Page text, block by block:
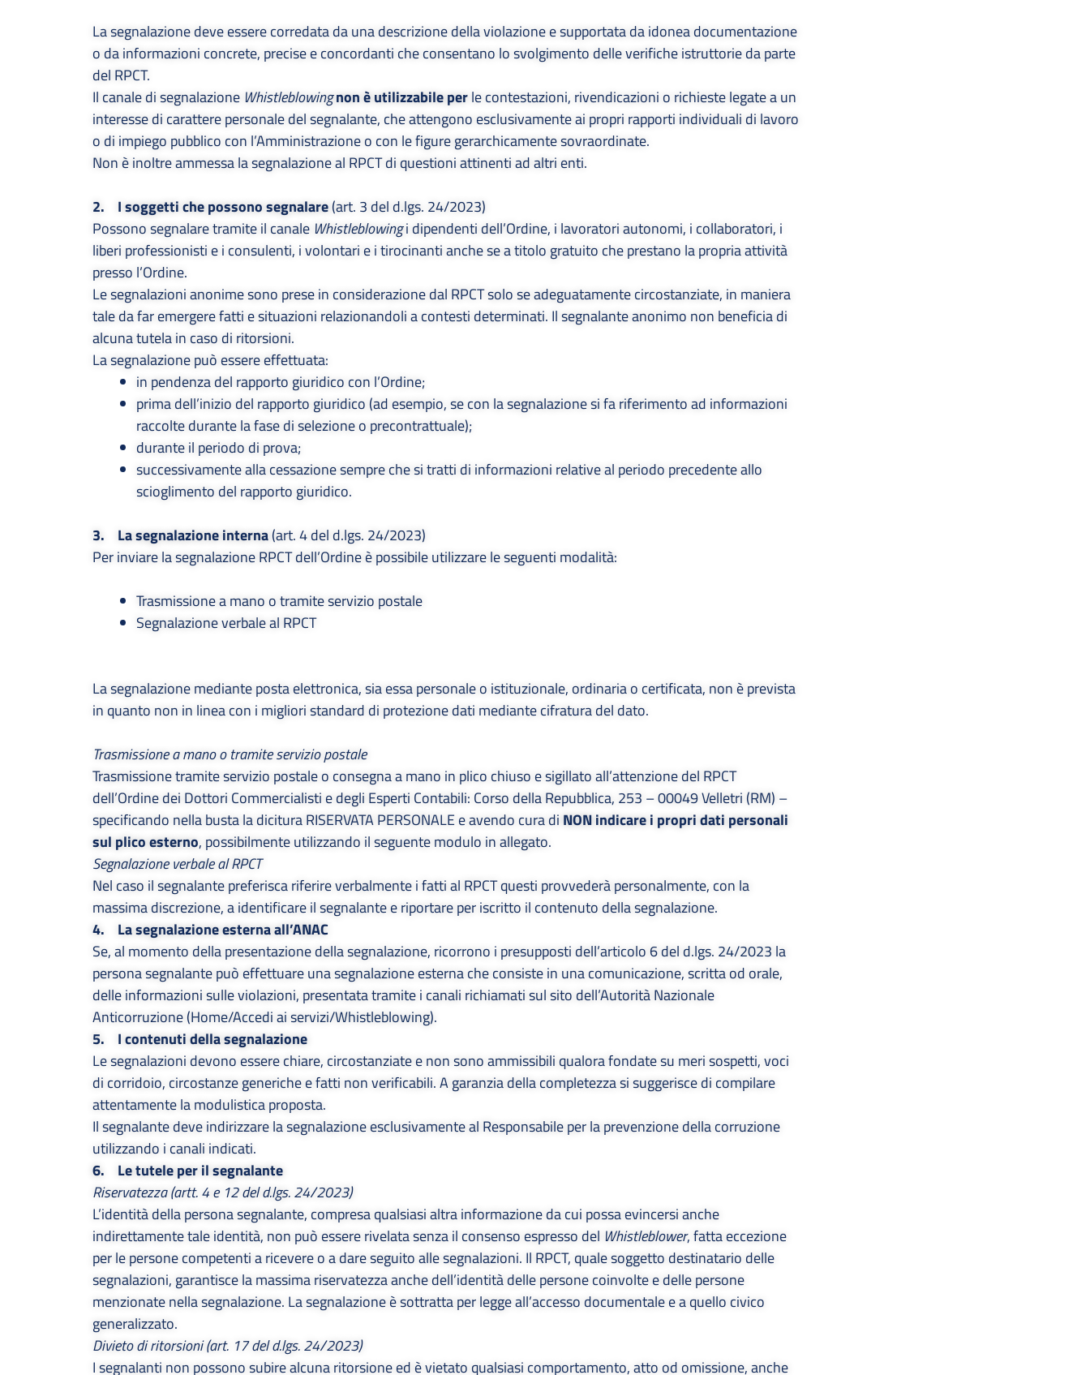
La segnalazione deve essere corredata da una descrizione della violazione e supportata da idonea documentazione
o da informazioni concrete, precise e concordanti che consentano lo svolgimento delle verifiche istruttorie da parte
del RPCT.
Il canale di segnalazione Whistleblowingnon è utilizzabile perle contestazioni, rivendicazioni o richieste legate a un
interesse di carattere personale del segnalante, che attengono esclusivamente ai propri rapporti individuali di lavoro
o di impiego pubblico con l’Amministrazione o con le figure gerarchicamente sovraordinate.
Non è inoltre ammessa la segnalazione al RPCT di questioni attinenti ad altri enti.
2. I soggetti che possono segnalare(art. 3 del d.lgs. 24/2023)
Possono segnalare tramite il canale Whistleblowingi dipendenti dell’Ordine, i lavoratori autonomi, i collaboratori, i
liberi professionisti e i consulenti, i volontari e i tirocinanti anche se a titolo gratuito che prestano la propria attività
presso l’Ordine.
Le segnalazioni anonime sono prese in considerazione dal RPCT solo se adeguatamente circostanziate, in maniera
tale da far emergere fatti e situazioni relazionandoli a contesti determinati. Il segnalante anonimo non beneficia di
alcuna tutela in caso di ritorsioni.
La segnalazione può essere effettuata:
in pendenza del rapporto giuridico con l’Ordine;
prima dell’inizio del rapporto giuridico (ad esempio, se con la segnalazione si fa riferimento ad informazioni
raccolte durante la fase di selezione o precontrattuale);
durante il periodo di prova;
successivamente alla cessazione sempre che si tratti di informazioni relative al periodo precedente allo
scioglimento del rapporto giuridico.
3. La segnalazione interna(art. 4 del d.lgs. 24/2023)
Per inviare la segnalazione RPCT dell’Ordine è possibile utilizzare le seguenti modalità:
Trasmissione a mano o tramite servizio postale
Segnalazione verbale al RPCT
La segnalazione mediante posta elettronica, sia essa personale o istituzionale, ordinaria o certificata, non è prevista
in quanto non in linea con i migliori standard di protezione dati mediante cifratura del dato.
Trasmissione a mano o tramite servizio postale
Trasmissione tramite servizio postale o consegna a mano in plico chiuso e sigillato all’attenzione del RPCT
dell’Ordine dei Dottori Commercialisti e degli Esperti Contabili: Corso della Repubblica, 253 – 00049 Velletri (RM) –
specificando nella busta la dicitura RISERVATA PERSONALE e avendo cura di NON indicare i propri dati personali
sul plico esterno, possibilmente utilizzando il seguente modulo in allegato.
Segnalazione verbale al RPCT
Nel caso il segnalante preferisca riferire verbalmente i fatti al RPCT questi provvederà personalmente, con la
massima discrezione, a identificare il segnalante e riportare per iscritto il contenuto della segnalazione.
4. La segnalazione esterna all’ANAC
Se, al momento della presentazione della segnalazione, ricorrono i presupposti dell’articolo 6 deld.lgs. 24/2023 la
persona segnalante può effettuare una segnalazione esterna che consiste in una comunicazione, scritta od orale,
delle informazioni sulle violazioni, presentata tramite i canali richiamati sul sito dell’Autorità Nazionale
Anticorruzione (Home/Accedi ai servizi/Whistleblowing).
5. I contenuti della segnalazione
Le segnalazioni devono essere chiare, circostanziate e non sono ammissibili qualora fondate su meri sospetti, voci
di corridoio, circostanze generiche e fatti non verificabili. A garanzia della completezza si suggerisce di compilare
attentamente la modulistica proposta.
Il segnalante deve indirizzare la segnalazione esclusivamente al Responsabile per la prevenzione della corruzione
utilizzando i canali indicati.
6. Le tutele per il segnalante
Riservatezza (artt. 4 e 12 del d.lgs. 24/2023)
L’identità della persona segnalante, compresa qualsiasi altra informazione da cui possa evincersi anche
indirettamente tale identità, non può essere rivelata senza il consenso espresso del Whistleblower, fatta eccezione
per le persone competenti a ricevere o a dare seguito alle segnalazioni. Il RPCT, quale soggetto destinatario delle
segnalazioni, garantisce la massima riservatezza anche dell’identità delle persone coinvolte e delle persone
menzionate nella segnalazione. La segnalazione è sottratta per legge all’accesso documentale e a quello civico
generalizzato.
Divieto di ritorsioni (art. 17 del d.lgs. 24/2023)
I segnalanti non possono subire alcuna ritorsione ed è vietato qualsiasi comportamento, atto od omissione, anche